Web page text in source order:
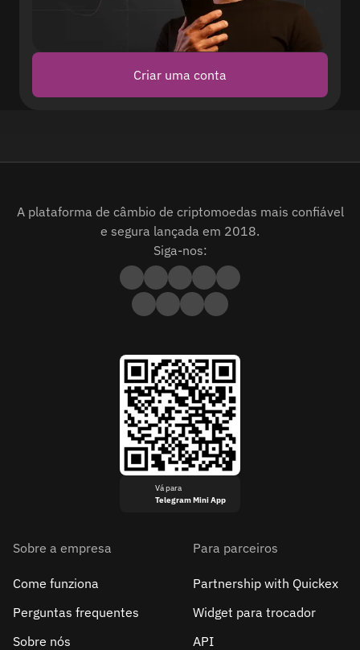
Criar uma conta
A plataforma de câmbio de criptomoedas mais confiável
e segura lançada em 2018.
Siga-nos:
Vá para
Telegram Mini App
Sobre a empresa
Come funziona
Perguntas frequentes
Sobre nós
Para parceiros
Partnership with Quickex
Widget para trocador
API